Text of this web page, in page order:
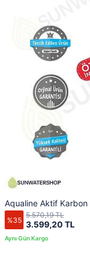
%35 3.599,20 TL
5.570,19 TL